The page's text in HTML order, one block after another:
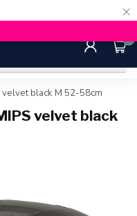
×
Gratis
0
velvet black M 52-58cm
velvet black